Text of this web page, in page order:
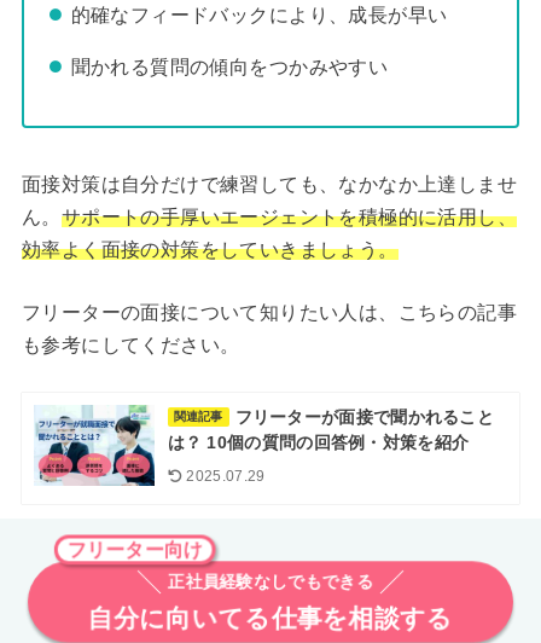
的確なフィードバックにより、成長が早い
聞かれる質問の傾向をつかみやすい
面接対策は自分だけで練習しても、なかなか上達しませ
ん。 サポートの手厚いエージェントを積極的に活用し、
効率よく面接の対策をしていきましょう。
フリーターの面接について知りたい人は、こちらの記事
も参考にしてください。
関連記事
フリーターが面接で聞かれること
は？ 10個の質問の回答例・対策を紹介
2025.07.29
フリーター向け
正社員経験なしでもできる
自分に向いてる仕事を相談する